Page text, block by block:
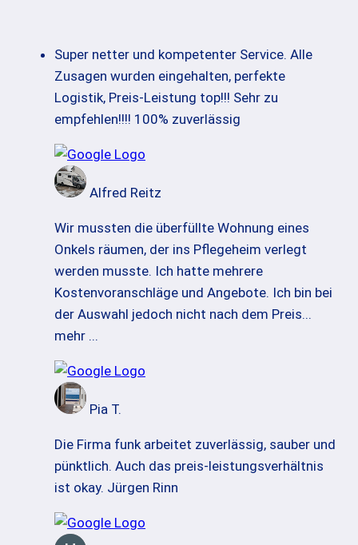
Super netter und kompetenter Service. Alle
Zusagen wurden eingehalten, perfekte
Logistik, Preis-Leistung top!!! Sehr zu
empfehlen!!!! 100% zuverlässig
Alfred Reitz
Wir mussten die überfüllte Wohnung eines
Onkels räumen, der ins Pflegeheim verlegt
werden musste. Ich hatte mehrere
Kostenvoranschläge und Angebote. Ich bin bei
der Auswahl jedoch nicht nach dem Preis...
mehr ...
Pia T.
Die Firma funk arbeitet zuverlässig, sauber und
pünktlich. Auch das preis-leistungsverhältnis
ist okay. Jürgen Rinn